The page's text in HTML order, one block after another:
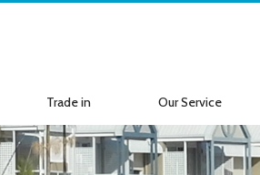
Trade in
ボートの買取
Our Service
サービス案内